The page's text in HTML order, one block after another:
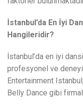
İstanbul’da En İyi
Hangileridir?
İstanbul’da en iyi
profesyonel ve
Entertainment
Belly Dance gibi